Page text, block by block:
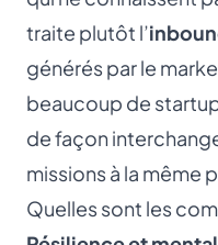
traite plutôt l’
générés par le
beaucoup de
de façon
missions à la même
Quelles sont les